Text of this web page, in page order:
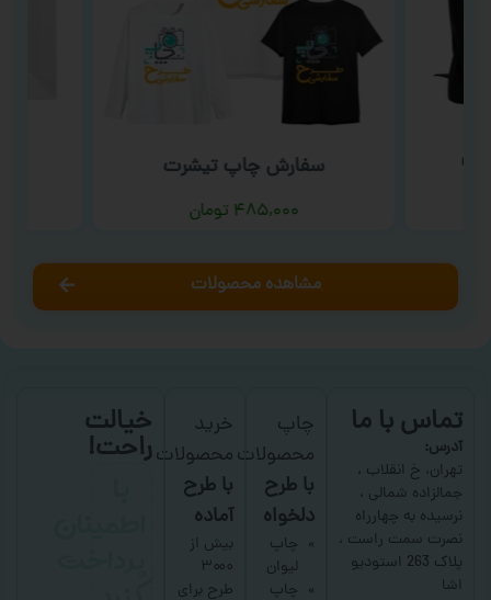
سفارش چاپ تیشرت
۴۸۵,۰۰۰ تومان
مشاهده محصولات
تماس با ما
آدرس:
تهران، خ انقلاب ،
جمالزاده شمالی ،
نرسیده به چهارراه
نصرت سمت راست ،
پلاک 263 استودیو
اشا
چاپ
محصولات
با طرح
دلخواه
چاپ
لیوان
چاپ
خرید
محصولات
با طرح
آماده
بیش از
۳۰۰۰
طرح برای
خیالت
راحت!